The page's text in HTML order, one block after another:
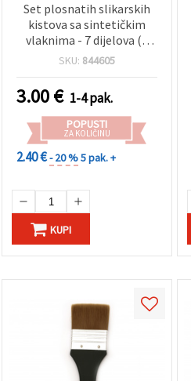
Set plosnatih slikarskih
kistova sa sintetičkim
vlaknima - 7 dijelova (5
kistova + bijela plastična
raznobojne plastične
drške, za akril, akvarel i
gvaš
SKU: 844605
3.00€ 1-4 pak.
POPUSTI
ZA KOLIČINU
2.40 €- 20 %5 pak. +
KUPI